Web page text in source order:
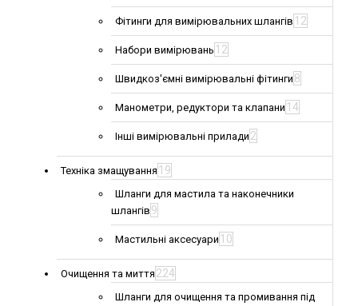
Фітинги для вимірювальних шлангів 12
Набори вимірювань 12
Швидкоз'ємні вимірювальні фітинги 8
Манометри, редуктори та клапани 14
Інші вимірювальні прилади 2
Техніка змащування 19
Шланги для мастила та наконечники
шлангів 9
Мастильні аксесуари 10
Очищення та миття 224
Шланги для очищення та промивання під